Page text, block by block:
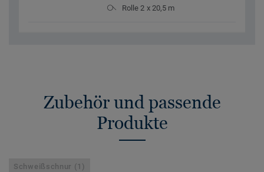
Rolle 2 x 20,5 m
Zubehör und passende
Produkte
Schweißschnur (1)